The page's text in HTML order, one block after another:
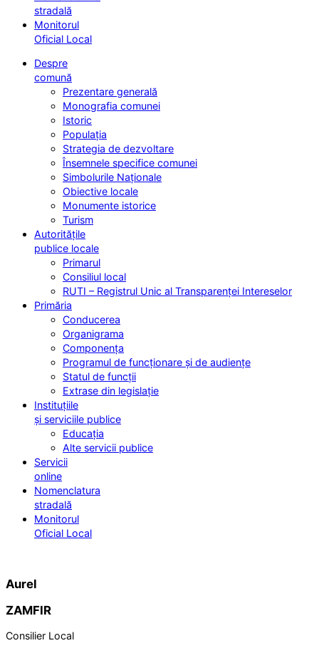
stradală
Monitorul
Oficial Local
Despre
comună
Prezentare generală
Monografia comunei
Istoric
Populația
Strategia de dezvoltare
Însemnele specifice comunei
Simbolurile Naționale
Obiective locale
Monumente istorice
Turism
Autoritățile
publice locale
Primarul
Consiliul local
RUTI – Registrul Unic al Transparenței Intereselor
Primăria
Conducerea
Organigrama
Componența
Programul de funcționare și de audiențe
Statul de funcții
Extrase din legislație
Instituțiile
și serviciile publice
Educația
Alte servicii publice
Servicii
online
Nomenclatura
stradală
Monitorul
Oficial Local
Aurel
ZAMFIR
Consilier Local